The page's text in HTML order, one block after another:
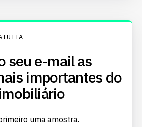
seu e-mail as
importantes do
uma amostra.